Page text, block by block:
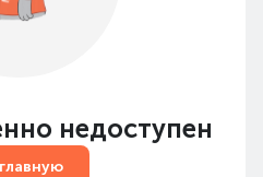
недоступен